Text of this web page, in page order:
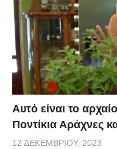
Αυτό είναι το
Ποντίκια Αράχνες
12 ΔΕΚΕΜΒΡΊΟΥ, 2023